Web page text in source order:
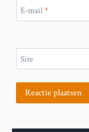
E-mail*
Site